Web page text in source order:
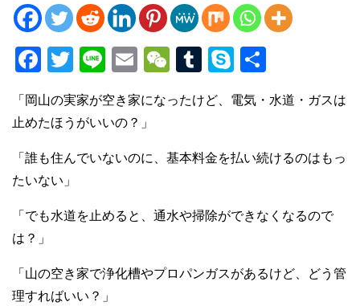
F
a
c
e
b
o
o
k
T
wi
tt
er
Li
n
e
E
ail
W
C
at
T
m
r
S
p
有
「岡山の実家が空き家になったけど、電気・水道・ガスは
止めたほうがいいの？」
「誰も住んでいないのに、基本料金を払い続けるのはもっ
たいない」
「でも水道を止めると、通水や掃除ができなくなるので
は？」
「山の空き家で浄化槽やプロパンガスがあるけど、どう管
理すればいい？」